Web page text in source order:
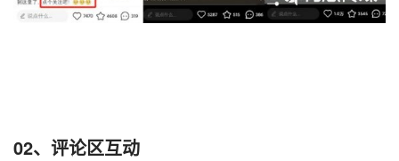
02、 评论区互动